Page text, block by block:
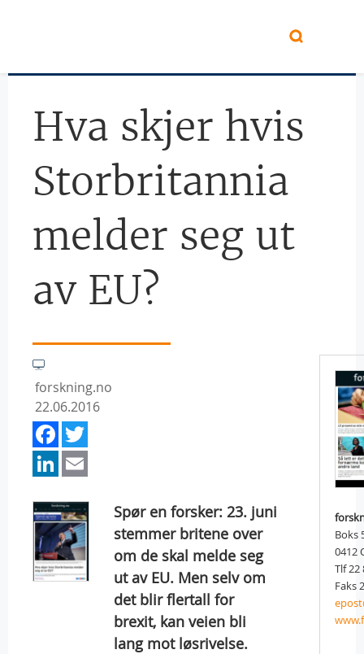
Hva skjer hvis
Storbritannia
melder seg ut
av EU?
forskning.no
22.06.2016
Facebook
LinkedIn
Spør en forsker: 23. juni
stemmer britene over
om de skal melde seg
ut av EU. Men selv om
det blir flertall for
brexit, kan veien bli
lang mot løsrivelse.
Boks
0412
Tlf 22
Faks